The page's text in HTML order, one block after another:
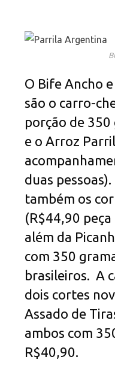
O Bife Ancho
são o carro-
porção de 350
e o Arroz
duas
também os
(R$44,90
além da
com 350
brasileiros. A
dois cortes
Assado de
ambos com
R$40,90.